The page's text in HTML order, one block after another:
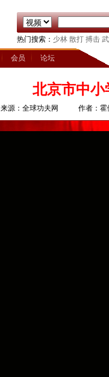
热门搜索： 少林 散打 搏击
会员 论坛
北京市中
来源：全球功夫网 作者：霍